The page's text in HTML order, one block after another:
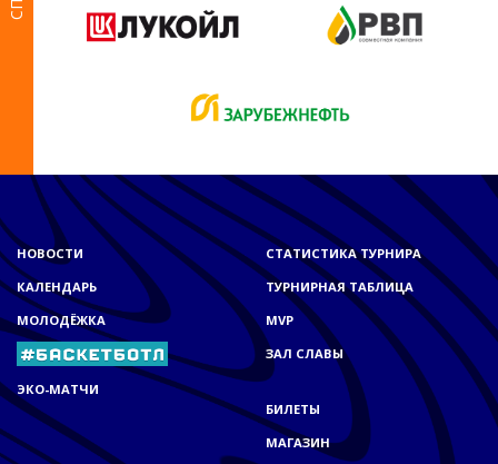
НОВОСТИ
КАЛЕНДАРЬ
МОЛОДЁЖКА
ЭКО-МАТЧИ
СТАТИСТИКА ТУРНИРА
ТУРНИРНАЯ ТАБЛИЦА
MVP
ЗАЛ СЛАВЫ
БИЛЕТЫ
МАГАЗИН